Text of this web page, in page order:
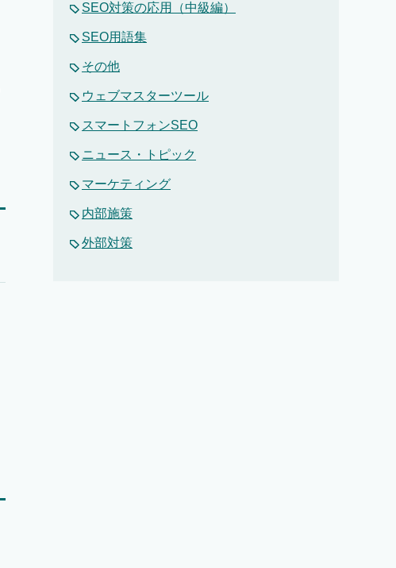
SEO対策の応用（中級編）
SEO用語集
その他
ウェブマスターツール
スマートフォンSEO
ニュース・トピック
マーケティング
内部施策
外部対策